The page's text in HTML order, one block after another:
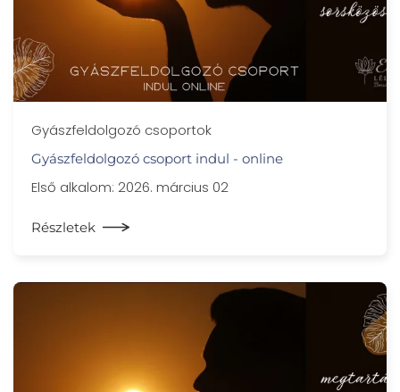
Gyászfeldolgozó csoportok
Gyászfeldolgozó csoport indul - online
Első alkalom: 2026. március 02
Részletek